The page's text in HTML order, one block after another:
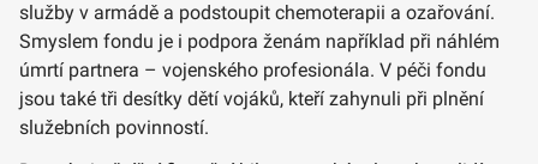
služby v armádě a podstoupit chemoterapii a ozařování.
Smyslem fondu je i podpora ženám například při náhlém
úmrtí partnera – vojenského profesionála. V péči fondu
jsou také tři desítky dětí vojáků, kteří zahynuli při plnění
služebních povinností.